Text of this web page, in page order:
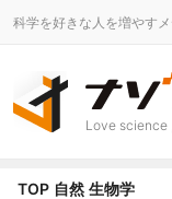
科学を好きな人を増やす
Love science
TOP 自然 生物学